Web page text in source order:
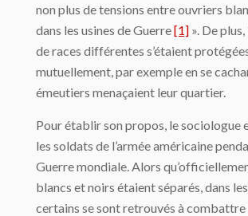
non plus de tensions entre ouvriers
dans les usines de Guerre[1] ». De
de races différentes s’étaient
mutuellement, par exemple en se
émeutiers menaçaient leur quartier.
Pour établir son propos, le sociologue
les soldats de l’armée américaine
Guerre mondiale. Alors
blancs et noirs étaient séparés, dans
certains se sont retrouvés à combattre